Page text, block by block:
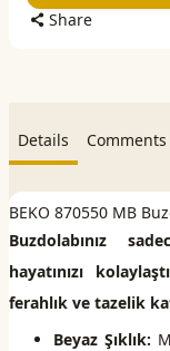
Share
Details Comments
BEKO 870550 MB
Buzdolabınız
hayatınızı
ferahlık ve tazelik
Beyaz Şıklık: